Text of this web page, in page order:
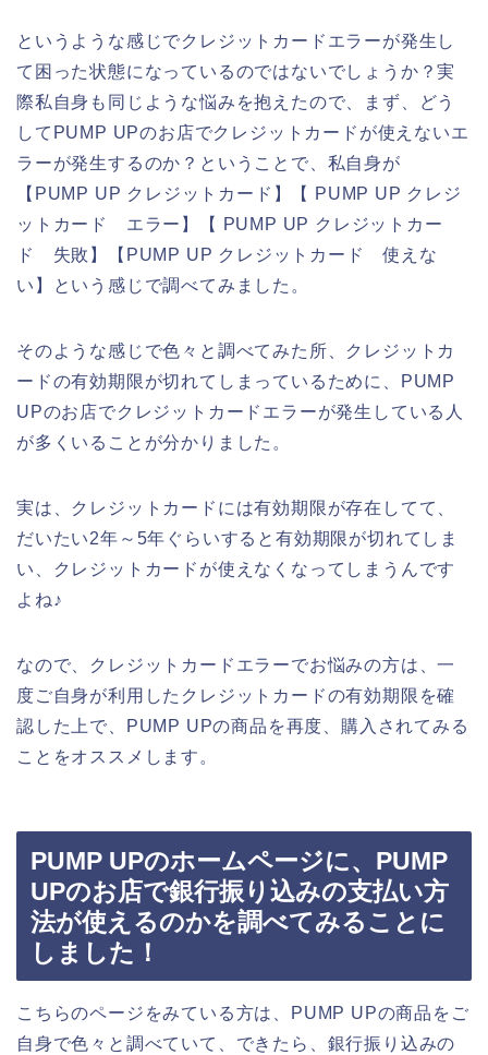
というような感じでクレジットカードエラーが発生し
て困った状態になっているのではないでしょうか？実
際私自身も同じような悩みを抱えたので、まず、どう
してPUMP UPのお店でクレジットカードが使えないエ
ラーが発生するのか？ということで、私自身が
【PUMP UP クレジットカード】【 PUMP UP クレジ
ットカード エラー】【 PUMP UP クレジットカー
ド 失敗】【PUMP UP クレジットカード 使えな
い】という感じで調べてみました。
そのような感じで色々と調べてみた所、クレジットカ
ードの有効期限が切れてしまっているために、PUMP
UPのお店でクレジットカードエラーが発生している人
が多くいることが分かりました。
実は、クレジットカードには有効期限が存在してて、
だいたい2年～5年ぐらいすると有効期限が切れてしま
い、クレジットカードが使えなくなってしまうんです
よね♪
なので、クレジットカードエラーでお悩みの方は、一
度ご自身が利用したクレジットカードの有効期限を確
認した上で、PUMP UPの商品を再度、購入されてみる
ことをオススメします。
PUMP UPのホームページに、PUMP
UPのお店で銀行振り込みの支払い方
法が使えるのかを調べてみることに
しました！
こちらのページをみている方は、PUMP UPの商品をご
自身で色々と調べていて、できたら、銀行振り込みの